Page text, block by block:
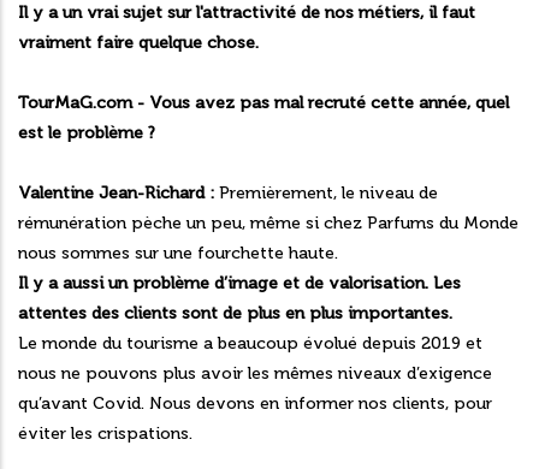
Il y a un vrai sujet sur l'attractivité de nos métiers, il faut
vraiment faire quelque chose.
TourMaG.com - Vous avez pas mal recruté cette année, quel
est le problème ?
Valentine Jean-Richard : Premièrement, le niveau de
rémunération pèche un peu, même si chez Parfums du Monde
nous sommes sur une fourchette haute.
Il y a aussi un problème d’image et de valorisation. Les
attentes des clients sont de plus en plus importantes.
Le monde du tourisme a beaucoup évolué depuis 2019 et
nous ne pouvons plus avoir les mêmes niveaux d’exigence
qu’avant Covid. Nous devons en informer nos clients, pour
éviter les crispations.